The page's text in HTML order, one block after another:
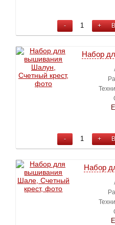
- +
Набор
- +
Набор